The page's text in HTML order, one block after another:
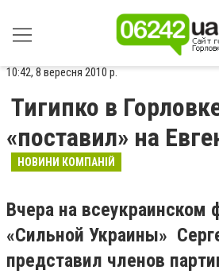
10:42, 8 вересня 2010 р.
Тигипко в
«поставил» на
НОВИНИ КОМПАНІЙ
Вчера на
«Сильной Украины»
представил членов